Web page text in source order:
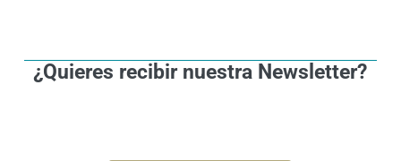
¿Quieres recibir nuestra Newsletter?